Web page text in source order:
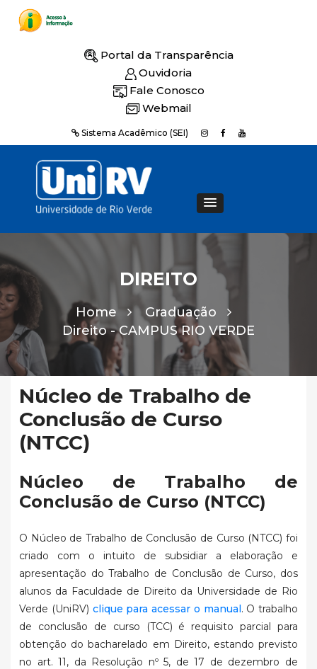
Portal da Transparência
Ouvidoria
Fale Conosco
Webmail
Sistema Acadêmico (SEI)
DIREITO
Home
Graduação
Direito -CAMPUS RIO VERDE
Núcleo de Trabalho de
Conclusão de Curso
(NTCC)
Núcleo de Trabalho de
Conclusão de Curso (NTCC)
O Núcleo de Trabalho de Conclusão de Curso (NTCC) foi
criado com o intuito de subsidiar a elaboração e
apresentação do Trabalho de Conclusão de Curso, dos
alunos da Faculdade de Direito da Universidade de Rio
Verde (UniRV) clique para acessar o manual. O trabalho
de conclusão de curso (TCC) é requisito parcial para
obtenção do bacharelado em Direito, estando previsto
no art. 11, da Resolução nº 5, de 17 de dezembro de